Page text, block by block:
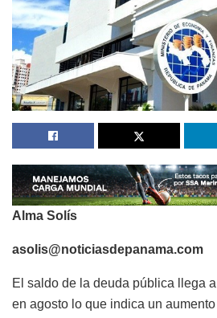
Alma Solís
asolis@noticiasdepanama.com
El saldo de la deuda pública llega
en agosto lo que indica un